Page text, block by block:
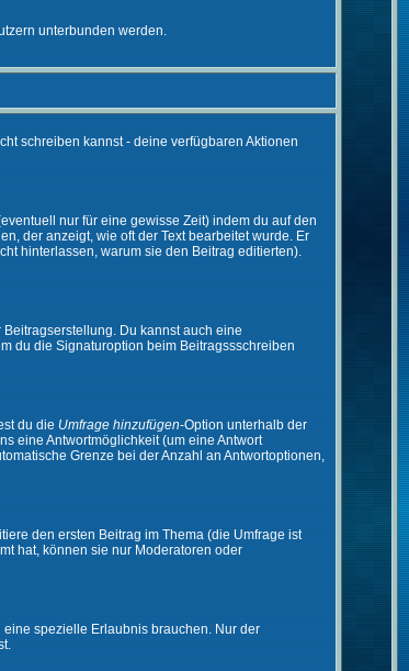
unterbunden werden.
schreiben kannst - deine verfügbaren Aktionen
nur für eine gewisse Zeit) indem du auf den
der anzeigt, wie oft der Text bearbeitet wurde. Er
hinterlassen, warum sie den Beitrag editierten).
Du kannst auch eine
du die Signaturoption beim Beitragssschreiben
du die Umfrage hinzufügen-Option unterhalb der
eine Antwortmöglichkeit (um eine Antwort
Grenze bei der Anzahl an Antwortoptionen,
den ersten Beitrag im Thema (die Umfrage ist
hat, können sie nur Moderatoren oder
spezielle Erlaubnis brauchen. Nur der